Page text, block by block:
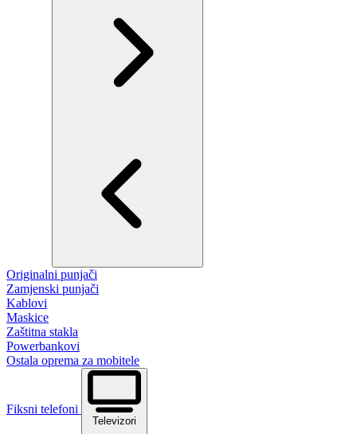
Originalni punjači
Zamjenski punjači
Kablovi
Maskice
Zaštitna stakla
Powerbankovi
Ostala oprema za mobitele
Fiksni telefoni
Televizori